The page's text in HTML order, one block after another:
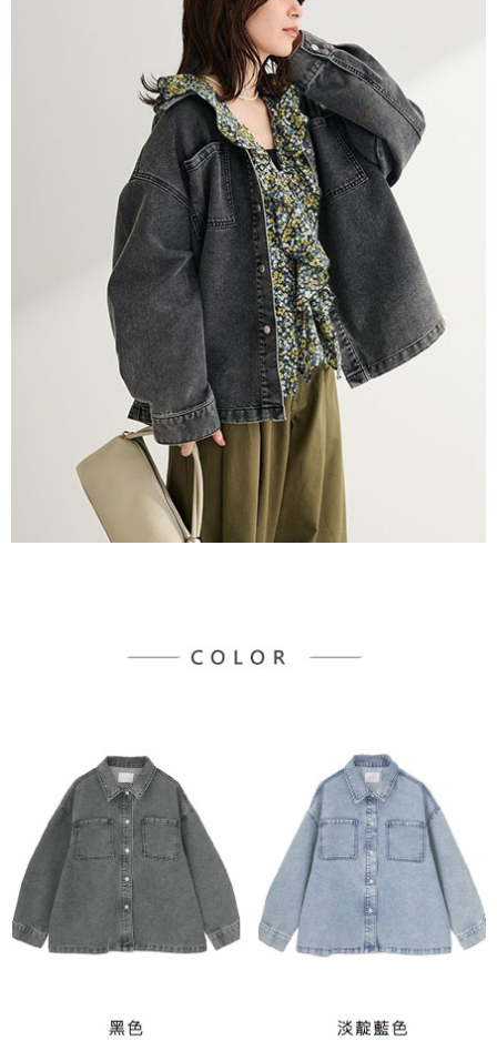
2.透過簡訊連結打開帳單後，可選擇「超商條碼／台灣大直營門市／銀行轉
帳／街口支付／iPASS MONEY」等通路繳費。
1.本服務係由「台灣大哥大股份有限公司」（以下簡稱本公司）所提供，讓
用戶於交易時，得透過本服務購買商品或服務，並由商店將買賣／分期付款
買賣價金債權讓與本公司後，依約使用本公司帳單繳交帳款。
2.基於同意付款使用「大哥付你分期」之契約關係目的，商店將以您的個人
資料（包含姓名、電話或地址）提供予台灣大哥大進項蒐集、處理及利用，
由本公司與您本人進行分期帳單所需資料之確認、核對及更正。
3.完整用戶服務條款，請詳閱以下連結： https://oppay.tw/userRule
１．於結帳方式選擇「AFTEE先享後付」後，將跳轉至「AFTEE先享後付」
結帳頁面，進行簡訊認證並確認金額後，即可完成結帳。
２．訂單成立數日內，您將收到繳費通知簡訊。
３．收到繳費通知簡訊後14天內，點擊此簡訊中的連結，可透過四大超商／
ATM／網路銀行／等多元方式進行付款，方視為交易完成。
※ 請注意：結帳手續完成當下不需立刻繳費，但若您需要取消訂單，請聯絡
購買商品的店家。未經商家同意取消之訂單仍視為有效，需透過AFTEE先享
後付繳納相關費用。
※ 交易是否成功請以「AFTEE先享後付 」之結帳頁面顯示為準，若有關於
是否繳費成功／繳費後需取消欲退款等相關疑問，請聯繫「AFTEE先享後付
客戶支援中心」 https://netprotections.freshdesk.com/support/home
１．透過由恩沛科技股份有限公司提供之「AFTEE先享後付」服務完成之交
易，需依本服務之必要範圍內提供個人資料，並將交易相關給付款項請求債
權轉讓予恩沛科技股份有限公司。
２．關於個人資料處理事宜，請瀏覽以下網址：
https://aftee.tw/terms/#terms3
３．未成年的使用者請事先徵得法定代理人或監護人之同意方可使用
「AFTEE先享後付」，若未經同意申辦者引起之損失，本公司不負相關責
４．使用「AFTEE先享後付」時，將依據個別帳號之用戶狀況，依本公司即
時審查核予不同之上限額度；若仍有額度不足之情形，本公司將視審查結果
請求用戶進行身份認證。
５．嚴禁一人註冊多個帳號或使用他人資訊註冊。若發現惡意使用之情形，
恩沛科技股份有限公司將有權停止該用戶之使用額度並採取法律行動。
每筆NT$60，滿NT$388(含以上)免運費
每筆NT$60，滿NT$888(含以上)免運費
每筆NT$60，滿NT$888(含以上)免運費
每筆NT$60，滿NT$888(含以上)免運費
每筆NT$60，滿NT$888(含以上)免運費
每筆NT$90，滿NT$888(含以上)免運費